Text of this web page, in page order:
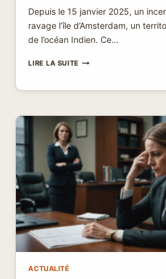
Depuis le 15 janvier 2025, un
ravage l’île d’Amsterdam, un
de l’océan Indien. Ce…
LIRE LA SUITEUN
SUR
D’AMSTERDAM
UNE
BASE
SCIENTIFIQUE
AUX
TERRES
AUSTRALES
ACTUALITÉ